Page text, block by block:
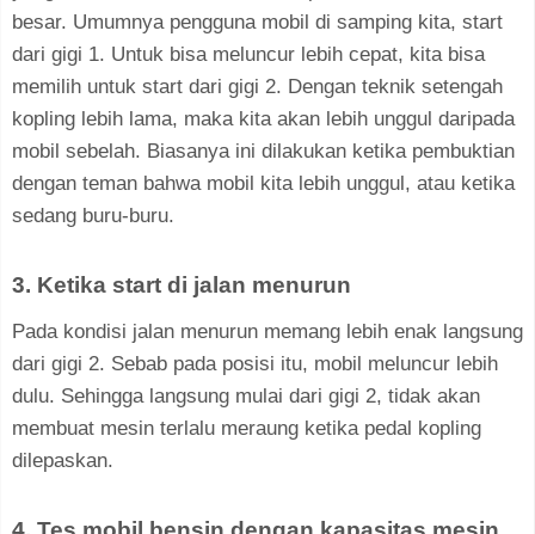
besar. Umumnya pengguna mobil di samping kita, start
dari gigi 1. Untuk bisa meluncur lebih cepat, kita bisa
memilih untuk start dari gigi 2. Dengan teknik setengah
kopling lebih lama, maka kita akan lebih unggul daripada
mobil sebelah. Biasanya ini dilakukan ketika pembuktian
dengan teman bahwa mobil kita lebih unggul, atau ketika
sedang buru-buru.
3. Ketika start di jalan menurun
Pada kondisi jalan menurun memang lebih enak langsung
dari gigi 2. Sebab pada posisi itu, mobil meluncur lebih
dulu. Sehingga langsung mulai dari gigi 2, tidak akan
membuat mesin terlalu meraung ketika pedal kopling
dilepaskan.